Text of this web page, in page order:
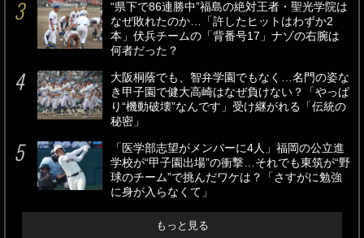
“県下で86連勝中”福島の絶対王者・聖光学院は
なぜ敗れたのか…「許したヒットはわずか2
本」伏兵チームの「背番号17」ナゾの右腕は
何者だった？
大阪桐蔭でも、智弁学園でもなく…名門の姿な
き甲子園で健大高崎はなぜ負けない？「やっぱ
り“機動破壊”なんです」受け継がれる「伝統の
秘密」
「医学部志望がメンバーに4人」福岡の公立進
学校が“甲子園出場”の衝撃…それでも東筑が“野
球のチーム”で挑んだワケは？「さすがに勉強
に身が入らなくて」
もっと見る